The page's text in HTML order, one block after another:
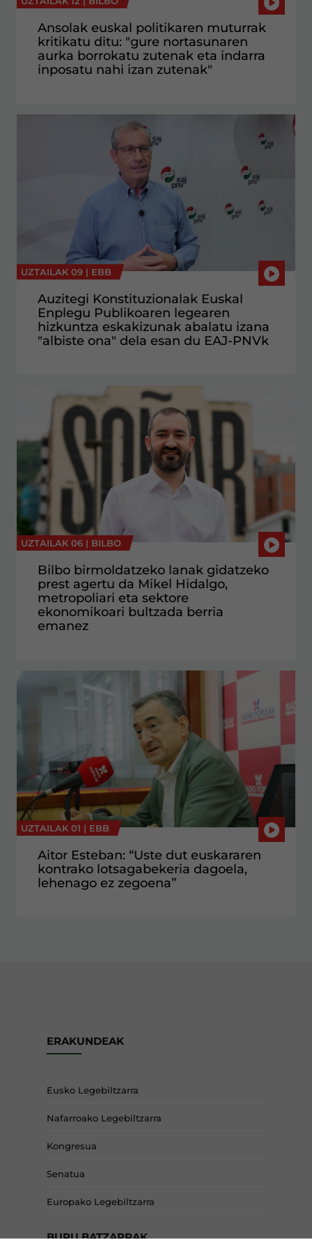
Ansolak euskal politikaren muturrak
kritikatu ditu: "gure nortasunaren
aurka borrokatu zutenak eta indarra
inposatu nahi izan zutenak"
UZTAILAK 09 | EBB
Auzitegi Konstituzionalak Euskal
Enplegu Publikoaren legearen
hizkuntza eskakizunak abalatu izana
"albiste ona" dela esan du EAJ-PNVk
UZTAILAK 06 | BILBO
Bilbo birmoldatzeko lanak gidatzeko
prest agertu da Mikel Hidalgo,
metropoliari eta sektore
ekonomikoari bultzada berria
emanez
UZTAILAK 01 | EBB
Aitor Esteban: “Uste dut euskararen
kontrako lotsagabekeria dagoela,
lehenago ez zegoena”
ERAKUNDEAK
Eusko Legebiltzarra
Nafarroako Legebiltzarra
Kongresua
Senatua
Europako Legebiltzarra
BURU BATZARRAK